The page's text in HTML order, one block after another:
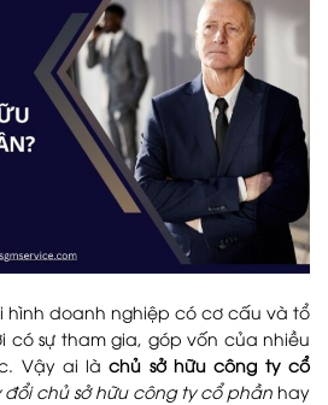
hình doanh nghiệp có cơ cấu và tổ
có sự tham gia, góp vốn của nhiều
Vậy ai làchủ sở hữu công ty cổ
đổi chủ sở hữu công ty cổ phần hay